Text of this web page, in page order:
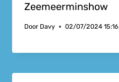
Zeemeerminshow
Door Davy 02/07/2024 15:16